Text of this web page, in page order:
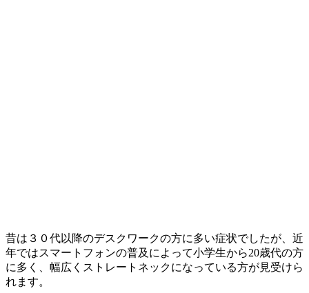
昔は３０代以降のデスクワークの方に多い症状でしたが、近
年ではスマートフォンの普及によって小学生から20歳代の方
に多く、幅広くストレートネックになっている方が見受けら
れます。